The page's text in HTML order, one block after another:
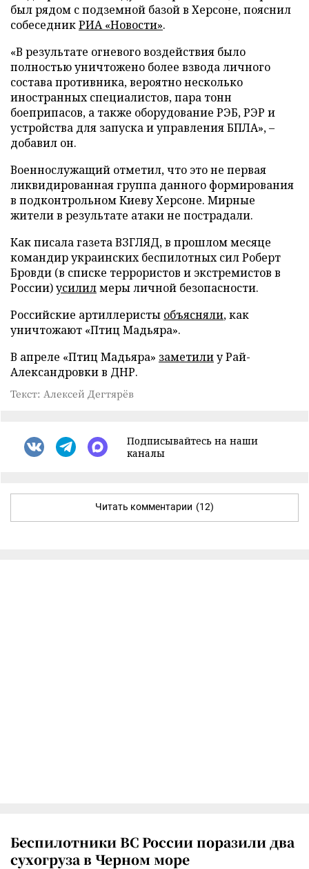
был рядом с подземной базой в Херсоне, пояснил
собеседникРИА «Новости».
«В результате огневого воздействия было
полностью уничтожено более взвода личного
состава противника, вероятно несколько
иностранных специалистов, пара тонн
боеприпасов, а также оборудование РЭБ, РЭР и
устройства для запуска и управления БПЛА», –
добавил он.
Военнослужащий отметил, что это не первая
ликвидированная группа данного формирования
в подконтрольном Киеву Херсоне. Мирные
жители в результате атаки не пострадали.
Как писала газета ВЗГЛЯД, в прошлом месяце
командир украинских беспилотных сил Роберт
Бровди (в списке террористов и экстремистов в
России)усилилмеры личной безопасности.
Российские артиллеристы объясняли, как
уничтожают «Птиц Мадьяра».
В апреле «Птиц Мадьяра» заметилиу Рай-
Александровки в ДНР.
Текст: Алексей Дегтярёв
Подписывайтесь на наши
каналы
Читать комментарии (12)
Беспилотники ВС России поразили два
сухогруза в Черном море